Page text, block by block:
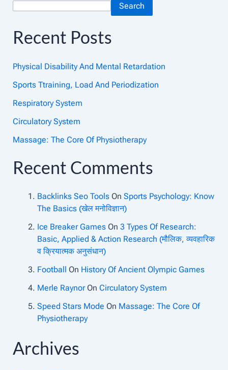
Search
Recent Posts
Physical Disability And Mental Retardation
Sports Ttraining, Load And Periodization
Respiratory System
Circulatory System
Massage: The Core Of Physiotherapy
Recent Comments
Backlinks Seo ToolsOn Sports Psychology: Know
The Basics (खेल मनोविज्ञान)
Ice Breaker GamesOn 3 Types Of Research:
Basic, Applied & Action Research (मौलिक, व्यवहारिक
व क्रियात्मक अनुसंधान)
Football
On History Of Ancient Olympic Games
Merle RaynorOn Circulatory System
Speed Stars Mode On Massage: The Core Of
Physiotherapy
Archives